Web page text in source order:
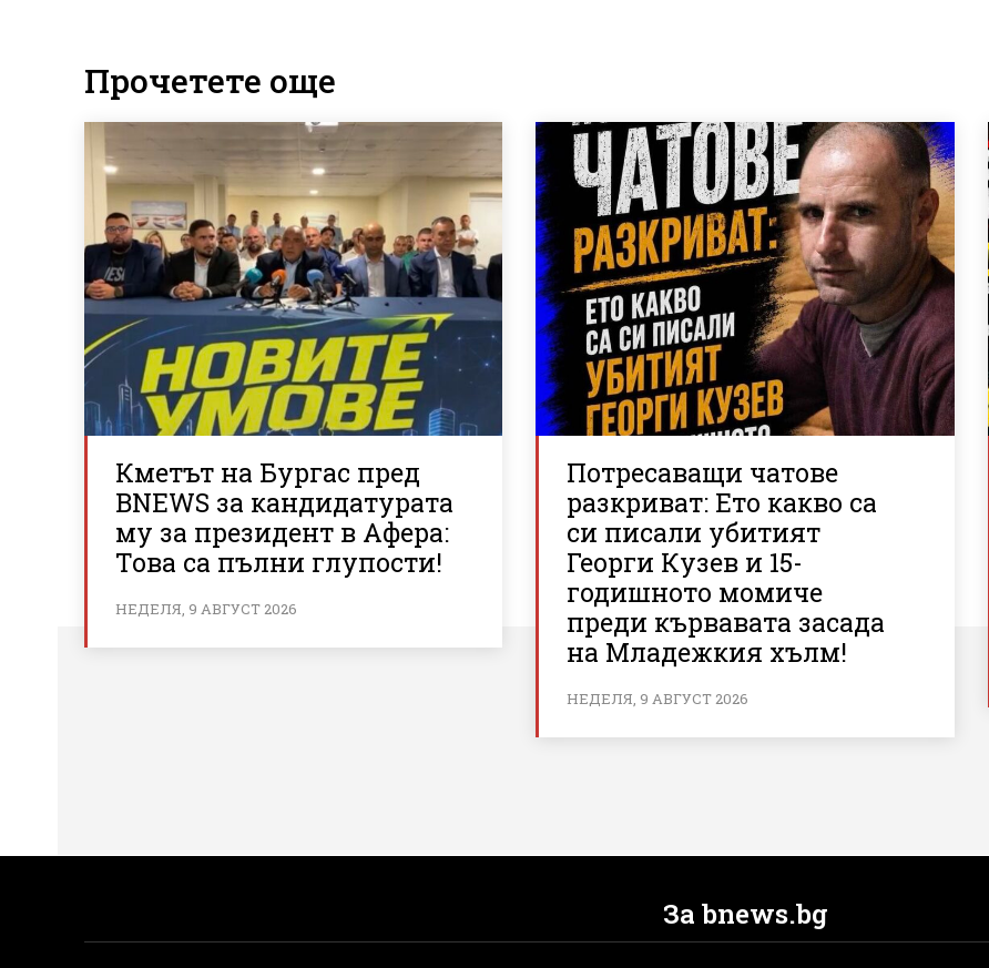
Прочетете още
Кметът на Бургас пред
BNEWS за кандидатурата
му за президент в Афера:
Това са пълни глупости!
НЕДЕЛЯ, 9 АВГУСТ 2026
Потресаващи чатове
разкриват: Ето какво са
си писали убитият
Георги Кузев и 15-
годишното момиче
преди кървавата засада
на Младежкия хълм!
НЕДЕЛЯ, 9 АВГУСТ 2026
За bnews.bg